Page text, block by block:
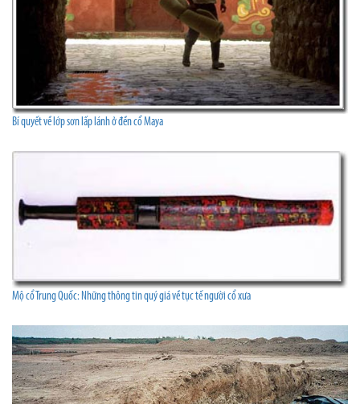
Bí quyết về lớp sơn lấp lánh ở đền cổ Maya
Mộ cổ Trung Quốc: Những thông tin quý giá về tục tế người cổ xưa